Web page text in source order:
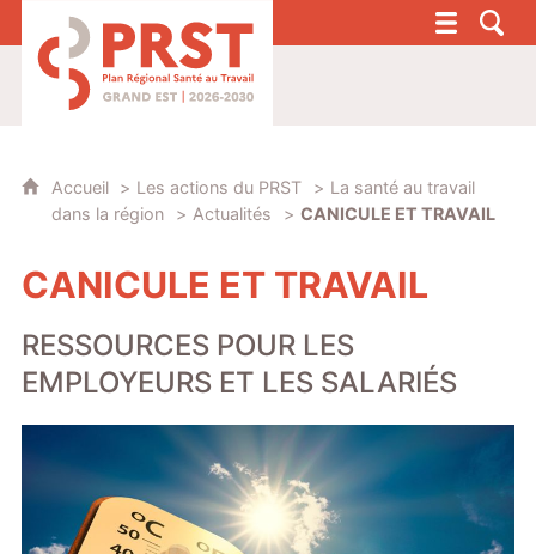
PRST 4 - Plan Régional Santé au Travail
Accueil Les actions du PRST
La santé au travail
dans la région
Actualités CANICULE ET TRAVAIL
CANICULE ET TRAVAIL
RESSOURCES POUR LES
EMPLOYEURS ET LES SALARIÉS